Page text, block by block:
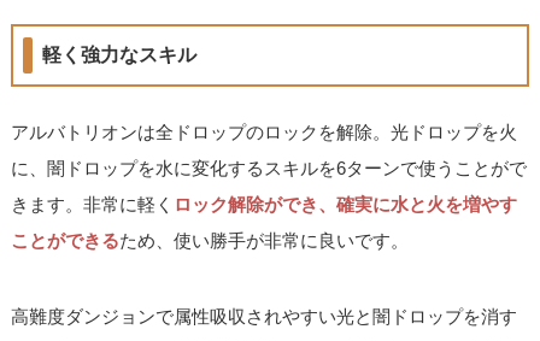
軽く強力なスキル
アルバトリオンは全ドロップのロックを解除。光ドロップを火
に、闇ドロップを水に変化するスキルを6ターンで使うことがで
きます。非常に軽く ロック解除ができ、確実に水と火を増やす
ことができるため、使い勝手が非常に良いです。
高難度ダンジョンで属性吸収されやすい光と闇ドロップを消す